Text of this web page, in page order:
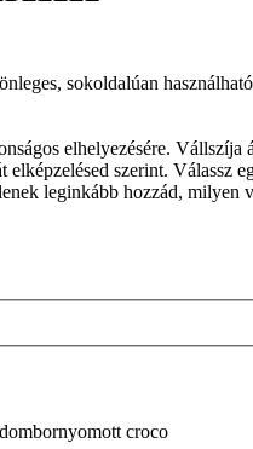
sokoldalúan
elhelyezésére.
szerint.
leginkább hozzád,
croco